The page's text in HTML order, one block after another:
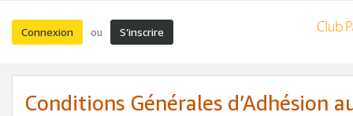
Connexion ou S’inscrire
Conditions Générales d’Adhésion